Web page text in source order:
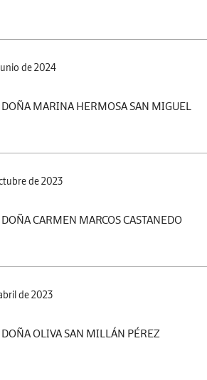
de 2024
DOÑA MARINA HERMOSA SAN MIGUEL
de 2023
DOÑA CARMEN MARCOS CASTANEDO
de 2023
DOÑA OLIVA SAN MILLÁN PÉREZ